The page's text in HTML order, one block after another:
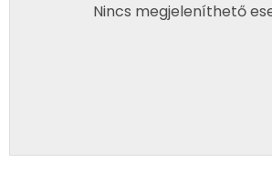
Nincs megjeleníthető